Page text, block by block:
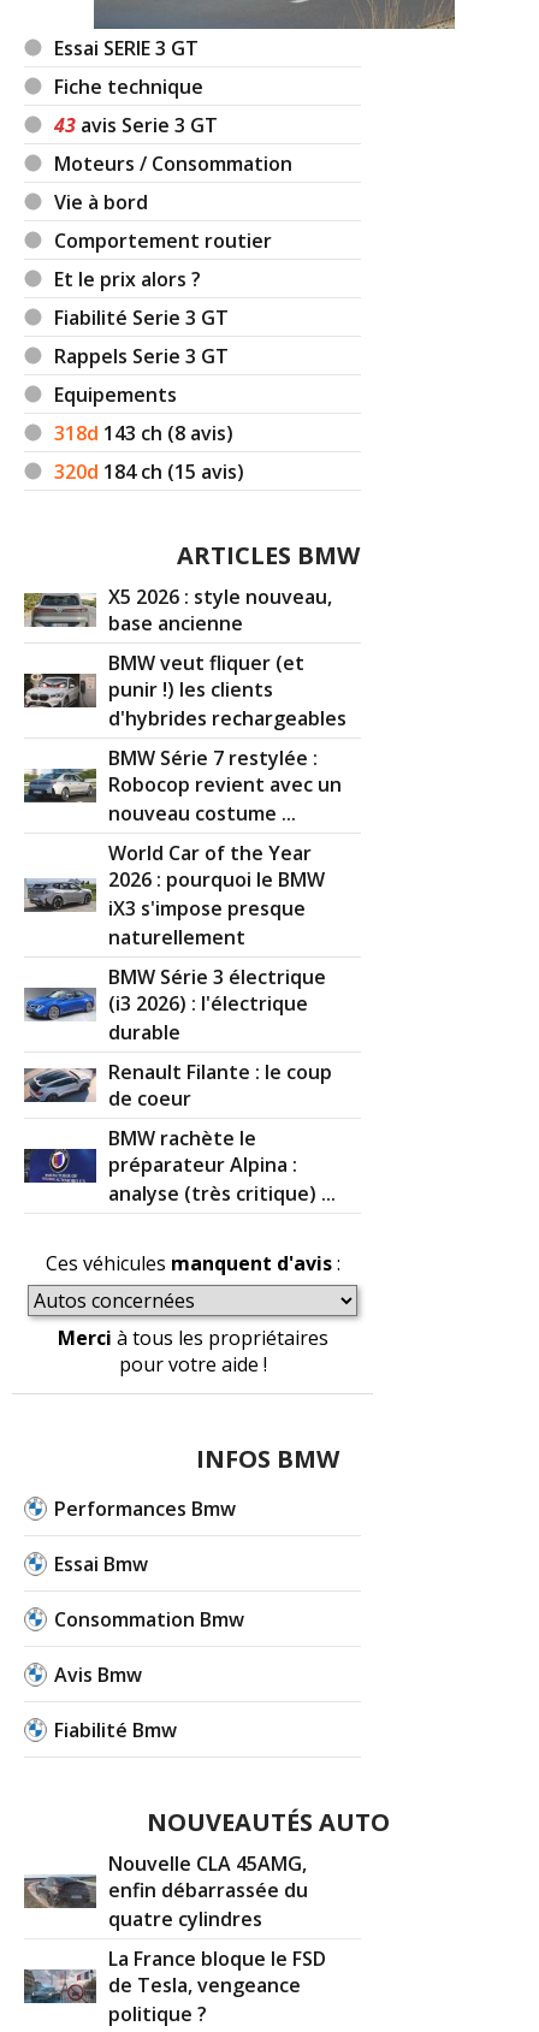
Essai SERIE 3 GT
Fiche technique
43 avis Serie 3 GT
Moteurs / Consommation
Vie à bord
Comportement routier
Et le prix alors ?
Fiabilité Serie 3 GT
Rappels Serie 3 GT
Equipements
318d 143 ch (8 avis)
320d 184ch (15 avis)
ARTICLES BMW
X5 2026 : style nouveau,
base ancienne
BMW veut fliquer (et
punir !) les clients
d'hybrides rechargeables
BMW Série 7 restylée :
Robocop revient avec un
nouveau costume ...
World Car of the Year
2026 : pourquoi le BMW
iX3 s'impose presque
naturellement
BMW Série 3 électrique
(i3 2026) : l'électrique
durable
Renault Filante : le coup
de coeur
BMW rachète le
préparateur Alpina :
analyse (très critique) ...
Ces véhicules manquent d'avis:
Merci à tous les propriétaires
pour votre aide !
INFOS BMW
Performances Bmw
Essai Bmw
Consommation Bmw
Avis Bmw
Fiabilité Bmw
NOUVEAUTÉS AUTO
Nouvelle CLA 45AMG,
enfin débarrassée du
quatre cylindres
La France bloque le FSD
de Tesla, vengeance
politique ?